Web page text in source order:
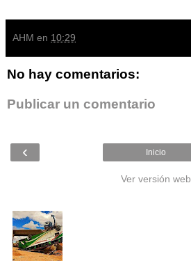
AHM en 10:29
No hay comentarios:
Publicar un comentario
‹ Inicio
Ver versión web